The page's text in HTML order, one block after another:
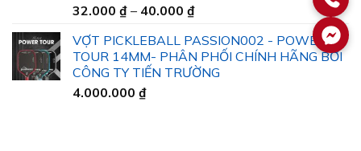
45.000 ₫
32.000 ₫ – 40.000 ₫Khoảng
từ
32.000 ₫
đến
VỢT PICKLEBALL PASSION002 - POWER
TOUR 14MM- PHÂN PHỐI CHÍNH HÃNG BỞI
CÔNG TY TIẾN TRƯỜNG
4.000.000 ₫